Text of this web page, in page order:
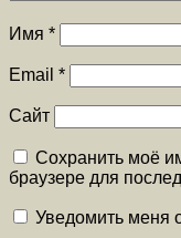
Имя *
Email *
Сайт
Сохранить моё
браузере для
Уведомить меня